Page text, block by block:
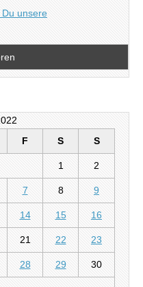
unsere
F S S
1 2
7 8 9
14 15 16
21 22 23
28 29 30